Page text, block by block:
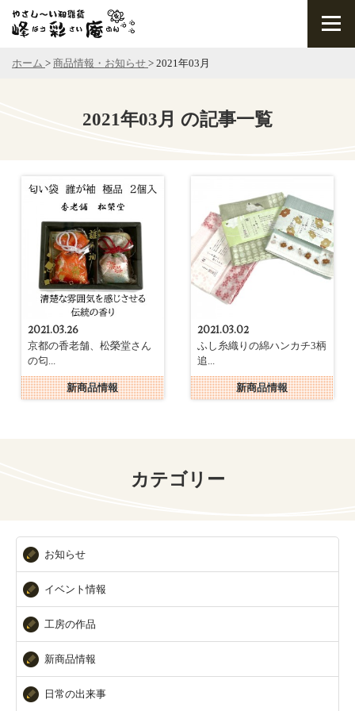
ホーム > 商品情報・お知らせ > 2021年03月
2021年03月 の記事一覧
2021.03.26
京都の香老舗、松榮堂さん
の匂...
新商品情報
2021.03.02
ふし糸織りの綿ハンカチ3柄
追...
新商品情報
カテゴリー
お知らせ
イベント情報
工房の作品
新商品情報
日常の出来事